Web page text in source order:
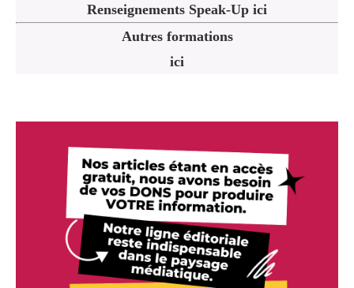
Renseignements Speak-Up ici
Autres formations
ici